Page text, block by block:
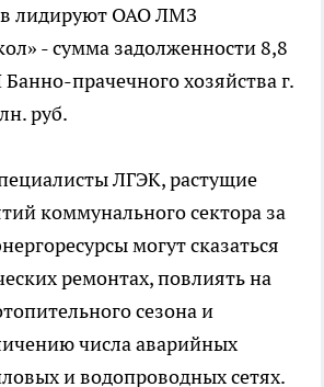
лидируют ОАО ЛМЗ
- сумма задолженности 8,8
прачечного хозяйства г.
руб.
ЛГЭК, растущие
коммунального сектора за
могут сказаться
ремонтах, повлиять на
сезона и
числа аварийных
и водопроводных сетях.